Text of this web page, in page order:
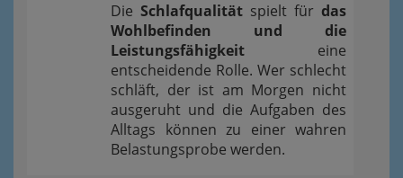
Die Schlafqualität spielt für das
Wohlbefinden und die
Leistungsfähigkeit eine
entscheidende Rolle. Wer schlecht
schläft, der ist am Morgen nicht
ausgeruht und die Aufgaben des
Alltags können zu einer wahren
Belastungsprobe werden.